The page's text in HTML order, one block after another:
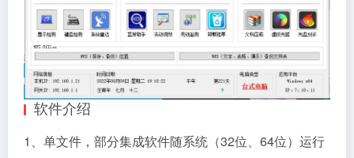
软件介绍
1、单文件，部分集成软件随系统（32位、64位）运行